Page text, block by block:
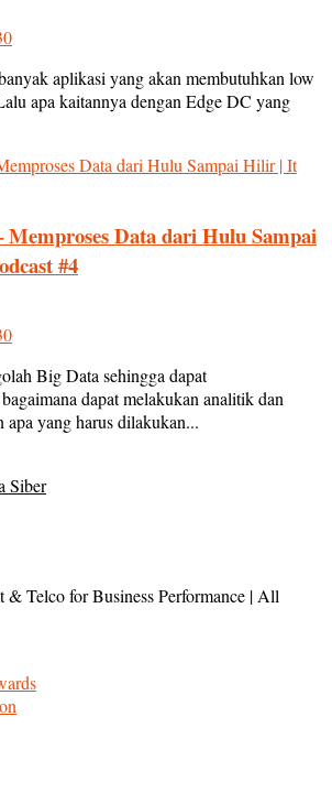
aplikasi yang akan membutuhkan low
apa kaitannya dengan Edge DC yang
Memproses Data dari Hulu Sampai
#4
Big Data sehingga dapat
dapat melakukan analitik dan
apa yang harus dilakukan...
Siber
& Telco for Business Performance | All